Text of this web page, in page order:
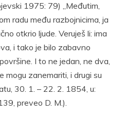
1975: 79) „Međutim,
radu među razbojnicima, ja
otkrio ljude. Veruješ li: ima
i tako je bilo zabavno
I to ne jedan, ne dva,
mogu zanemariti, i drugi su
30. 1. – 22. 2. 1854, u:
preveo D. M.).